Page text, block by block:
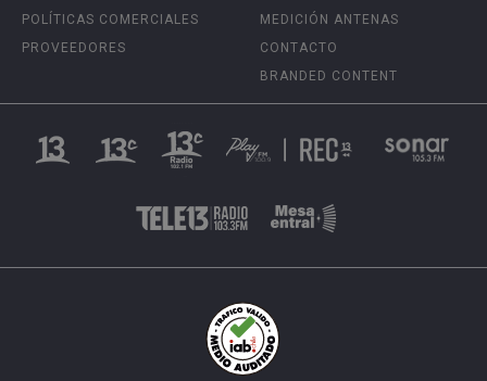
POLÍTICAS COMERCIALES
PROVEEDORES
MEDICIÓN ANTENAS
CONTACTO
BRANDED CONTENT